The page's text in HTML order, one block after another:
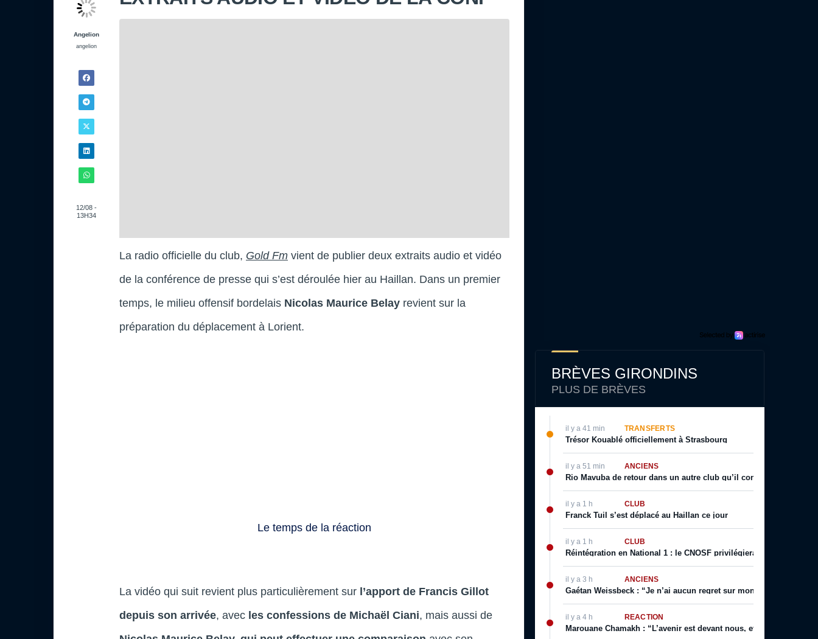
Angelion
angelion
12/08 -
13H34
La radio officielle du club, Gold Fm vient de publier deux extraits audio et vidéo
de la conférence de presse qui s’est déroulée hier au Haillan. Dans un premier
temps, le milieu offensif bordelais Nicolas Maurice Belay revient sur la
préparation du déplacement à Lorient.
Le temps de la réaction
La vidéo qui suit revient plus particulièrement sur l’apport de Francis Gillot
depuis son arrivée, avec les confessions de Michaël Ciani, mais aussi de
BRÈVES GIRONDINS
PLUS DE BRÈVES
il y a 41 min TRANSFERTS
Trésor Kouablé officiellement à Strasbourg
il y a 51 min ANCIENS
Rio Mavuba de retour dans un autre club qu’il connait bien ?
il y a 1 h CLUB
Franck Tuil s’est déplacé au Haillan ce jour
il y a 1 h CLUB
Réintégration en National 1 : le CNOSF privilégierait un retour
il y a 3 h ANCIENS
Gaétan Weissbeck : “Je n’ai aucun regret sur mon choix qui a été
il y a 4 h RÉACTION
Marouane Chamakh : “L’avenir est devant nous, et je serai bientôt